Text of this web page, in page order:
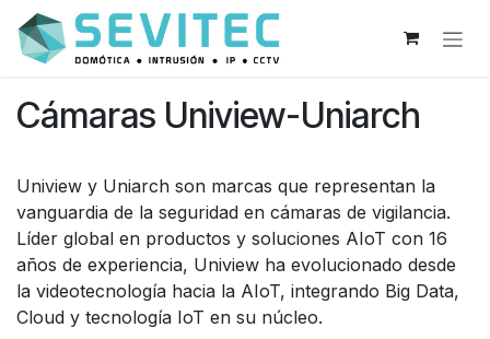
Ir al contenido
Cámaras Uniview-Uniarch
Uniview y Uniarch son marcas que representan la
vanguardia de la seguridad en cámaras de vigilancia.
Líder global en productos y soluciones AIoT con 16
años de experiencia, Uniview ha evolucionado desde
la videotecnología hacia la AIoT, integrando Big Data,
Cloud y tecnología IoT en su núcleo.